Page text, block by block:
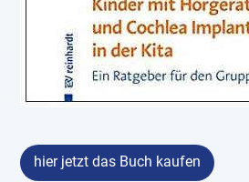
hier jetzt das Buch kaufen